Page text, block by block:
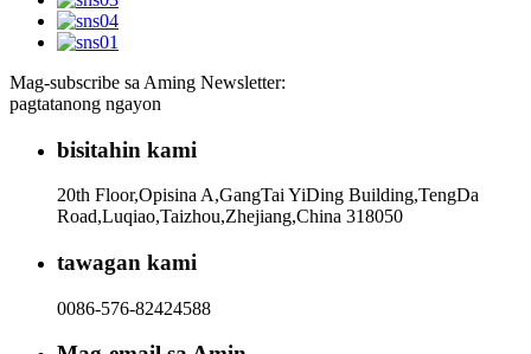
Mag-subscribe sa Aming Newsletter:
pagtatanong ngayon
bisitahin kami
20th Floor,Opisina A,GangTai YiDing Building,TengDa
Road,Luqiao,Taizhou,Zhejiang,China 318050
tawagan kami
0086-576-82424588